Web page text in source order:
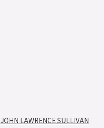
JOHN LAWRENCE SULLIVAN